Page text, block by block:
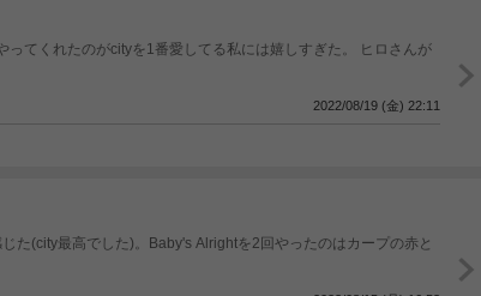
てくれたのがcityを1番愛してる私には嬉しすぎた。 ヒロさんが
2022/08/19 (金) 22:11
た(city最高でした)。Baby's Alrightを2回やったのはカープの赤と